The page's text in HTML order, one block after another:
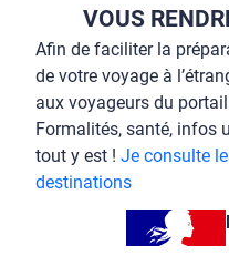
VOUS
Afin de faciliter la
de votre voyage à
aux voyageurs du
Formalités, santé, infos
tout y est ! Je consulte
destinations